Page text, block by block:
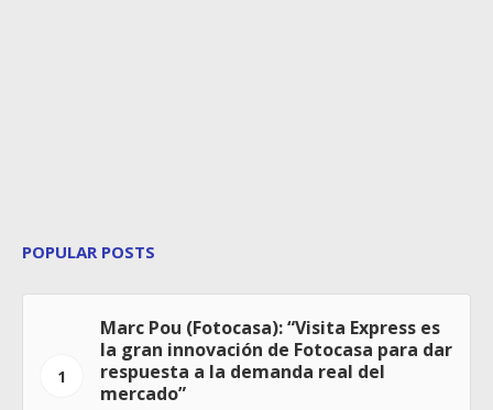
POPULAR POSTS
1
Marc Pou (Fotocasa): “Visita Express es
la gran innovación de Fotocasa para dar
respuesta a la demanda real del
mercado”